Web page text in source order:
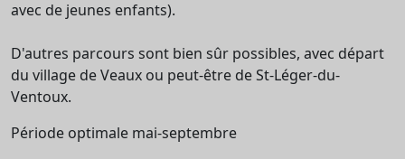
avec de jeunes enfants).
D'autres parcours sont bien sûr possibles, avec départ
du village de Veaux ou peut-être de St-Léger-du-
Ventoux.
Période optimale mai-septembre